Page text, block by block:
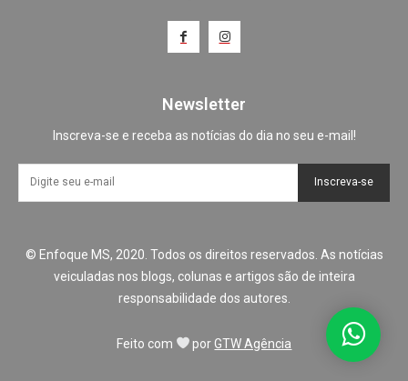
Newsletter
Inscreva-se e receba as notícias do dia no seu e-mail!
Inscreva-se
© Enfoque MS, 2020. Todos os direitos reservados. As notícias
veiculadas nos blogs, colunas e artigos são de inteira
responsabilidade dos autores.
Feito com porGTW Agência